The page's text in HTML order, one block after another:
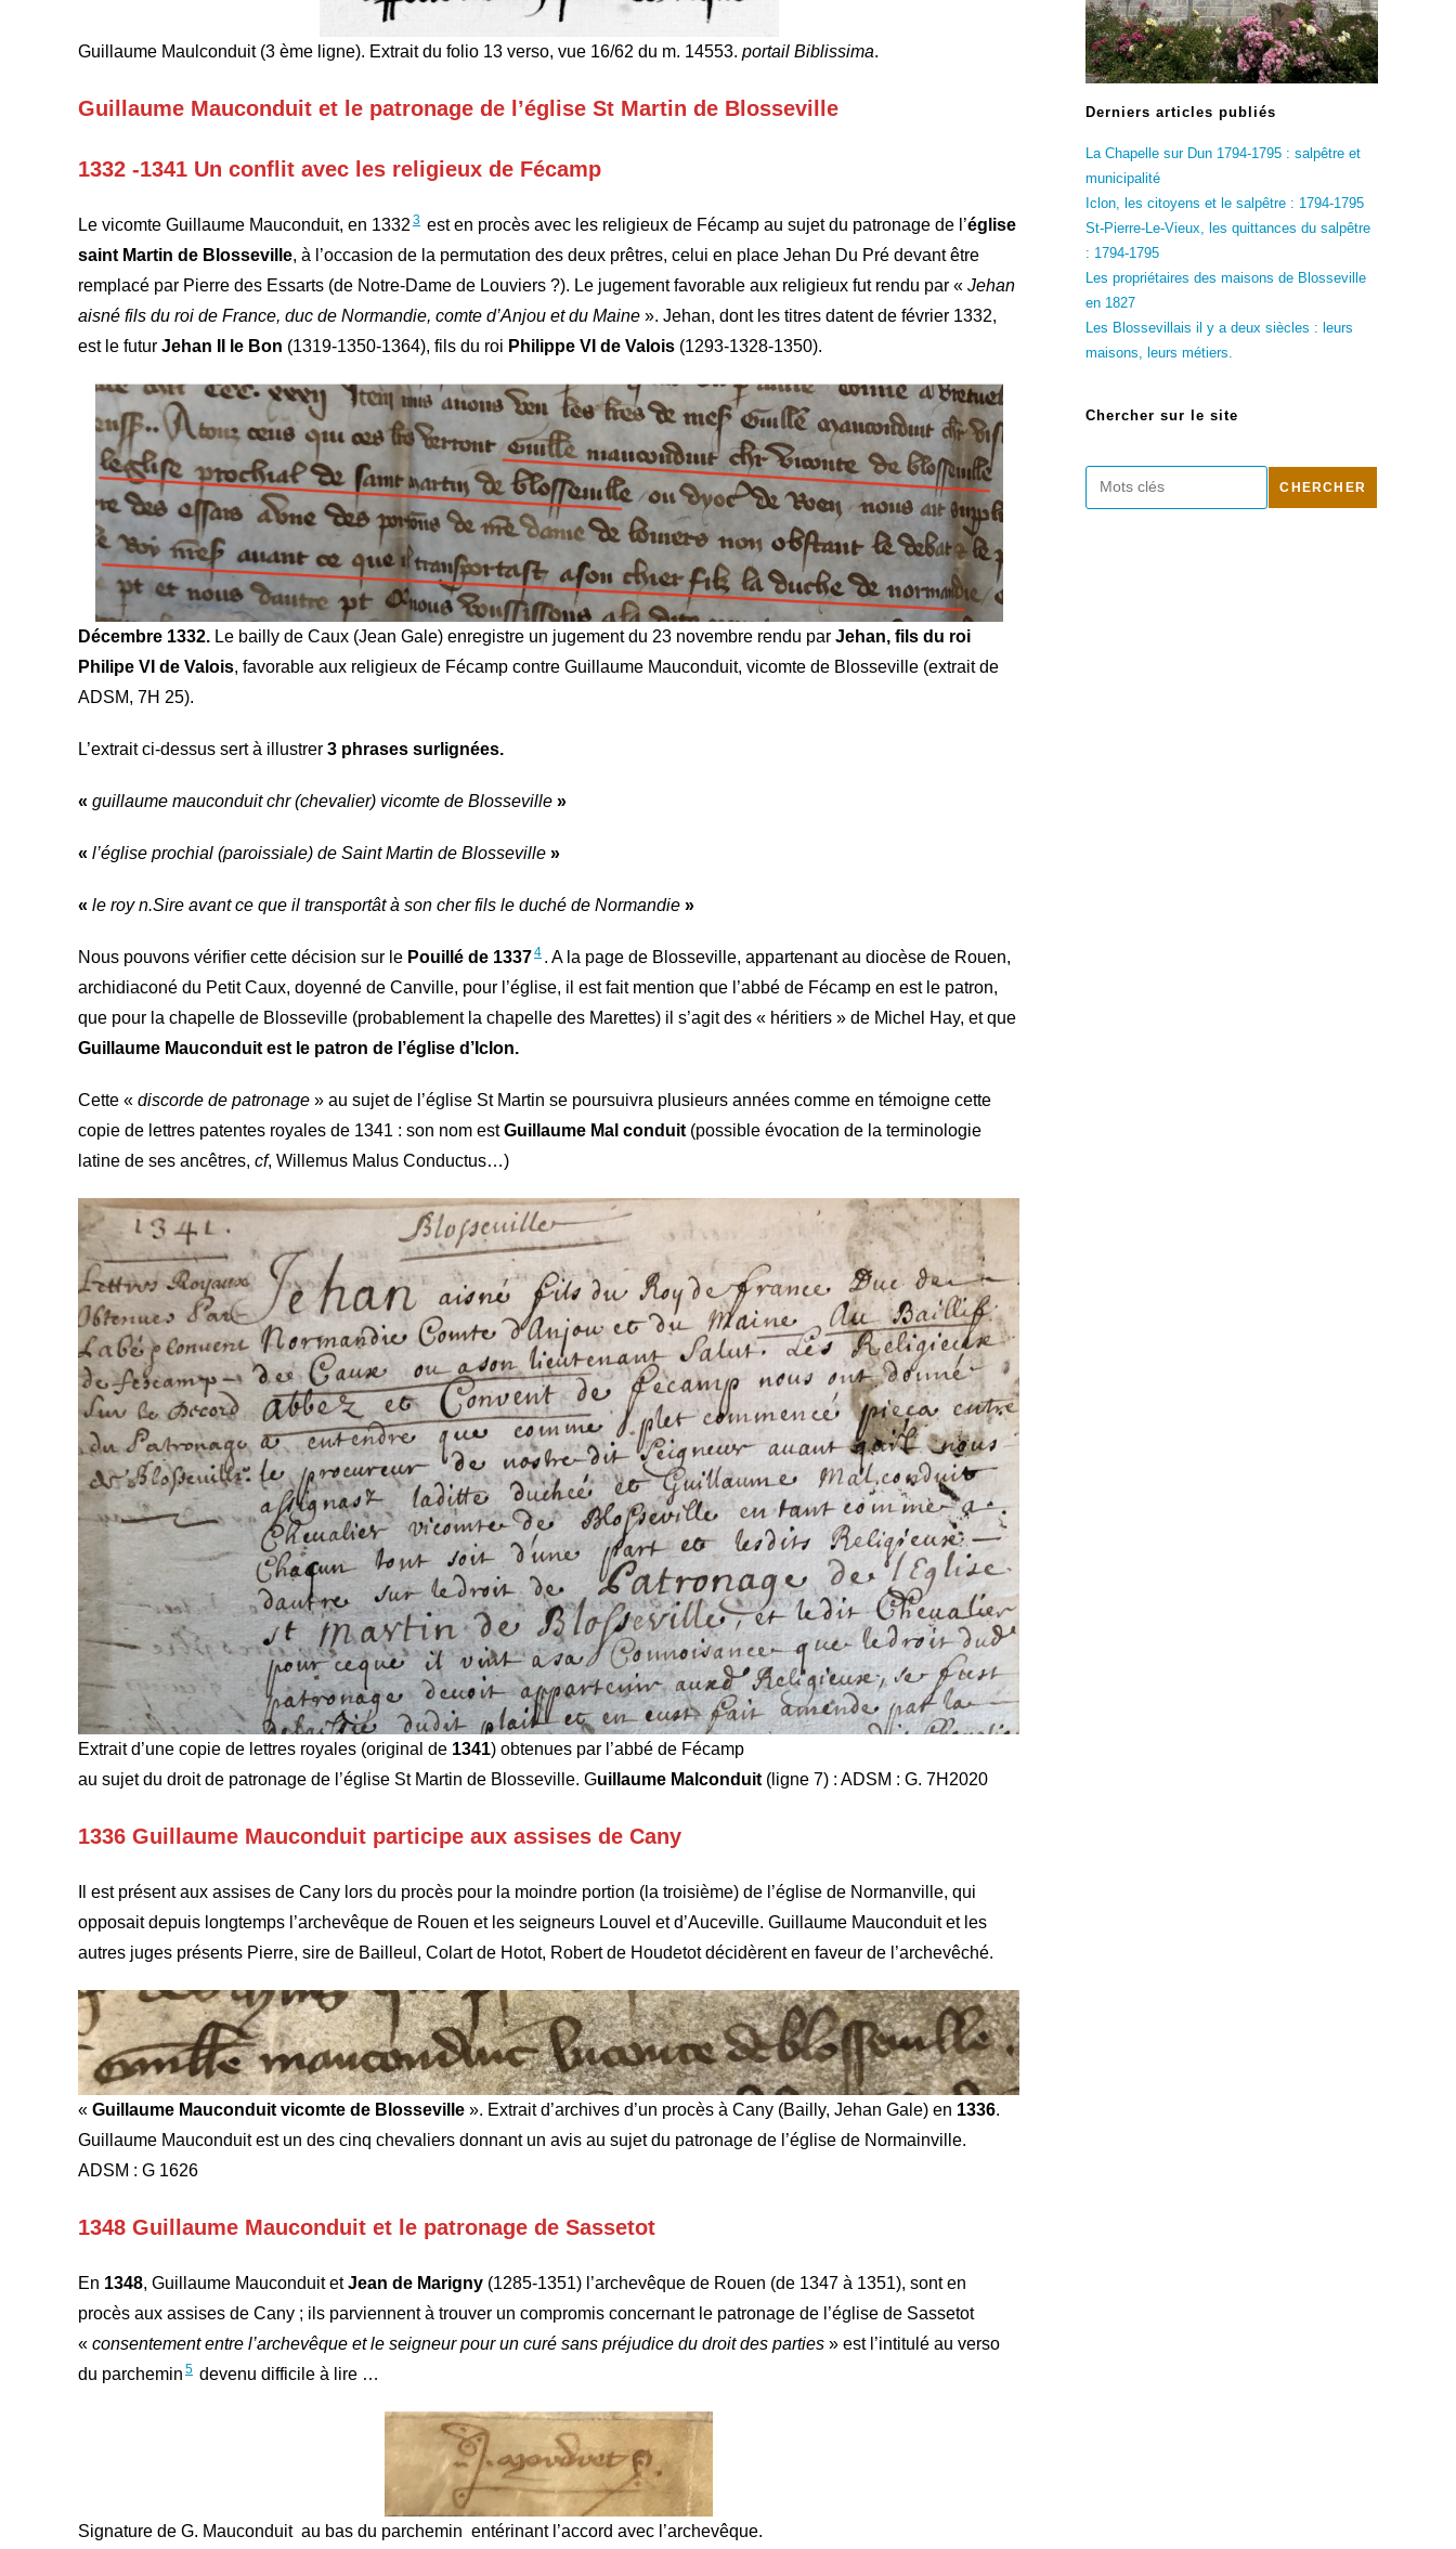
Guillaume Maulconduit (3 ème ligne). Extrait du folio 13 verso, vue 16/62 du m. 14553. portail Biblissima.
Guillaume Mauconduit et le patronage de l’église St Martin de Blosseville
1332 -1341 Un conflit avec les religieux de Fécamp
Le vicomte Guillaume Mauconduit, en 1332 3 est en procès avec les religieux de Fécamp au sujet du patronage de l’église
saint Martin de Blosseville, à l’occasion de la permutation des deux prêtres, celui en place Jehan Du Pré devant être
remplacé par Pierre des Essarts (de Notre-Dame de Louviers ?). Le jugement favorable aux religieux fut rendu par « Jehan
aisné fils du roi de France, duc de Normandie, comte d’Anjou et du Maine ». Jehan, dont les titres datent de février 1332,
est le futur Jehan II le Bon (1319-1350-1364), fils du roi Philippe VI de Valois (1293-1328-1350).
Décembre 1332. Le bailly de Caux (Jean Gale) enregistre un jugement du 23 novembre rendu par Jehan, fils du roi
Philipe VI de Valois, favorable aux religieux de Fécamp contre Guillaume Mauconduit, vicomte de Blosseville (extrait de
ADSM, 7H 25).
L’extrait ci-dessus sert à illustrer 3 phrases surlignées.
« guillaume mauconduit chr (chevalier) vicomte de Blosseville »
« l’église prochial (paroissiale) de Saint Martin de Blosseville »
« le roy n.Sire avant ce que il transportât à son cher fils le duché de Normandie »
Nous pouvons vérifier cette décision sur le Pouillé de 13374 . A la page de Blosseville, appartenant au diocèse de Rouen,
archidiaconé du Petit Caux, doyenné de Canville, pour l’église, il est fait mention que l’abbé de Fécamp en est le patron,
que pour la chapelle de Blosseville (probablement la chapelle des Marettes) il s’agit des « héritiers » de Michel Hay, et que
Guillaume Mauconduit est le patron de l’église d’Iclon.
Cette « discorde de patronage » au sujet de l’église St Martin se poursuivra plusieurs années comme en témoigne cette
copie de lettres patentes royales de 1341 : son nom estGuillaume Mal conduit (possible évocation de la terminologie
latine de ses ancêtres, cf, Willemus Malus Conductus…)
Extrait d’une copie de lettres royales (original de 1341) obtenues par l’abbé de Fécamp
au sujet du droit de patronage de l’église St Martin de Blosseville. Guillaume Malconduit (ligne 7) : ADSM : G. 7H2020
1336 Guillaume Mauconduit participe aux assises de Cany
Il est présent aux assises de Cany lors du procès pour la moindre portion (la troisième) de l’église de Normanville, qui
opposait depuis longtemps l’archevêque de Rouen et les seigneurs Louvel et d’Auceville. Guillaume Mauconduit et les
autres juges présents Pierre, sire de Bailleul, Colart de Hotot, Robert de Houdetot décidèrent en faveur de l’archevêché.
« Guillaume Mauconduit vicomte de Blosseville ». Extrait d’archives d’un procès à Cany (Bailly, Jehan Gale) en 1336.
Guillaume Mauconduit est un des cinq chevaliers donnant un avis au sujet du patronage de l’église de Normainville.
ADSM : G 1626
1348 Guillaume Mauconduit et le patronage de Sassetot
En 1348, Guillaume Mauconduit etJean de Marigny (1285-1351) l’archevêque de Rouen (de 1347 à 1351), sont en
procès aux assises de Cany ; ils parviennent à trouver un compromis concernant le patronage de l’église de Sassetot
« consentement entre l’archevêque et le seigneur pour un curé sans préjudice du droit des parties » est l’intitulé au verso
du parchemin 5 devenu difficile à lire …
Signature de G. Mauconduit au bas du parchemin entérinant l’accord avec l’archevêque.
Derniers articles publiés
La Chapelle sur Dun 1794-1795 : salpêtre et
municipalité
Iclon, les citoyens et le salpêtre : 1794-1795
St-Pierre-Le-Vieux, les quittances du salpêtre
: 1794-1795
Les propriétaires des maisons de Blosseville
en 1827
Les Blossevillais il y a deux siècles : leurs
maisons, leurs métiers.
Chercher sur le site
Rechercher
CHERCHER